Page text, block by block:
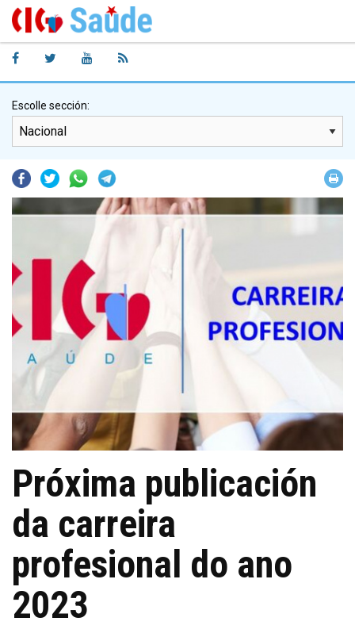
Escolle sección:
Facebook
TwitterWhatsapp
Próxima publicación
da carreira
profesional do ano
2023